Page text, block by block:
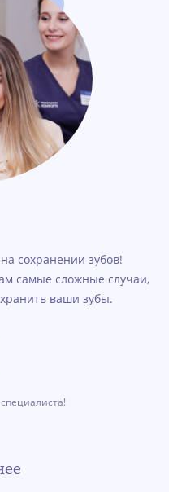
сохранении зубов!
самые сложные случаи,
ваши зубы.